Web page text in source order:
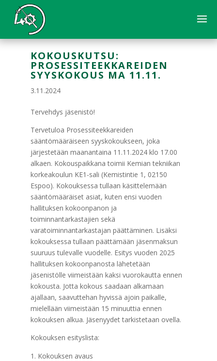
KOKOUSKUTSU:
PROSESSITEEKKAREIDEN
SYYSKOKOUS MA 11.11.
3.11.2024
Tervehdys jäsenistö!
Tervetuloa Prosessiteekkareiden
sääntömääräiseen syyskokoukseen, joka
järjestetään maanantaina 11.11.2024 klo 17.00
alkaen. Kokouspaikkana toimii Kemian tekniikan
korkeakoulun KE1-sali (Kemistintie 1, 02150
Espoo). Kokouksessa tullaan käsittelemään
sääntömääräiset asiat, kuten ensi vuoden
hallituksen kokoonpanon ja
toiminnantarkastajien sekä
varatoiminnantarkastajan päättäminen. Lisäksi
kokouksessa tullaan päättämään jäsenmaksun
suuruus tulevalle vuodelle. Esitys vuoden 2025
hallituksen kokoonpanosta lähetetään
jäsenistölle viimeistään kaksi vuorokautta ennen
kokousta. Jotta kokous saadaan alkamaan
ajallaan, saavuttehan hyvissä ajoin paikalle,
mielellään viimeistään 15 minuuttia ennen
kokouksen alkua. Jäsenyydet tarkistetaan ovella.
Kokouksen esityslista:
Kokouksen avaus